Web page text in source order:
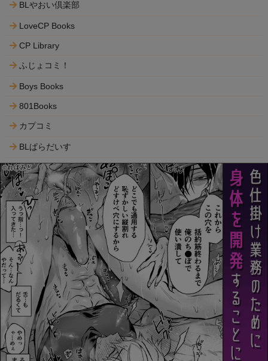
BLやおい倶楽部
LoveCP Books
CP Library
ふじょコミ！
Boys Books
801Books
カプコミ
BLぱらだいす